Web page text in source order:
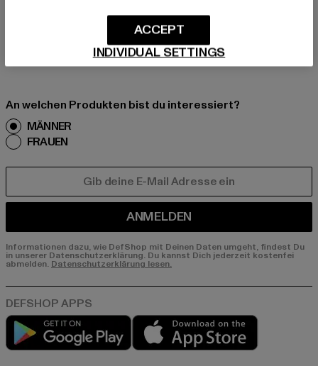
Melde dich hier für unseren Newsletter an und
erhalte künftig Informationen über aktuelle Tre
nds, Angebote und Gutscheine von DefShop p
An welchen Produkten bist du interessiert?
MÄNNER
FRAUEN
ANMELDEN
Informationen dazu, wie DefShop mit Deinen Daten umgeht, findest Du
in unserer Datenschutzerklärung. Du kannst Dich jederzeit kostenfei
abmelden. Datenschutzerklärung lesen.
Play market
INDIVIDUAL SETTINGS
ACCEPT